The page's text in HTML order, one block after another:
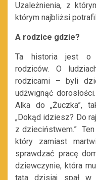
Uzależnienia, z
którym najbliżsi
A rodzice gdzie?
Ta historia jest o
rodziców. O
rodzicami – byli
udźwignąć
Alka do „Żuczka”,
„Dokąd idziesz? Do
z dzieciństwem.”
który zamiast
sprawdzać pracę
dziewczynie, która
tata dzisiaj spał w